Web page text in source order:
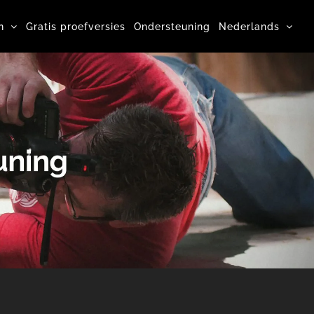
Gratis proefversies Ondersteuning Nederlands